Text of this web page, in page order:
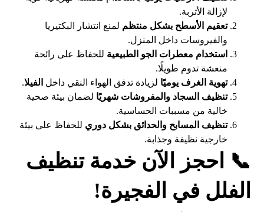
لإزالة الأتربة.
تعقيم الأسطح بشكل منتظم لمنع انتشار البكتيريا
والفيروسات داخل المنزل.
استخدام معطرات الجو الطبيعية للحفاظ على رائحة
منعشة تدوم طويلًا.
تهوية الغرف يوميًا لزيادة تدفق الهواء النقي داخل الفيلا.
تنظيف السجاد والمفروشات شهريًا لضمان بيئة صحية
خالية من مسببات الحساسية.
تنظيف المسابح والحدائق بشكل دوري للحفاظ على بيئة
خارجية نظيفة وجذابة.
📞 احجز الآن خدمة تنظيف
الفلل في الفجيرة!